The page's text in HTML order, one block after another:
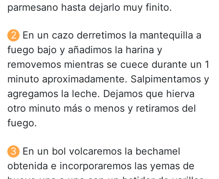
parmesano hasta dejarlo muy finito.
En un cazo derretimos la mantequilla a
fuego bajo y añadimos la harina y
removemos mientras se cuece durante un 1
minuto aproximadamente. Salpimentamos y
agregamos la leche. Dejamos que hierva
otro minuto más o menos y retiramos del
fuego.
En un bol volcaremos la bechamel
obtenida e incorporaremos las yemas de